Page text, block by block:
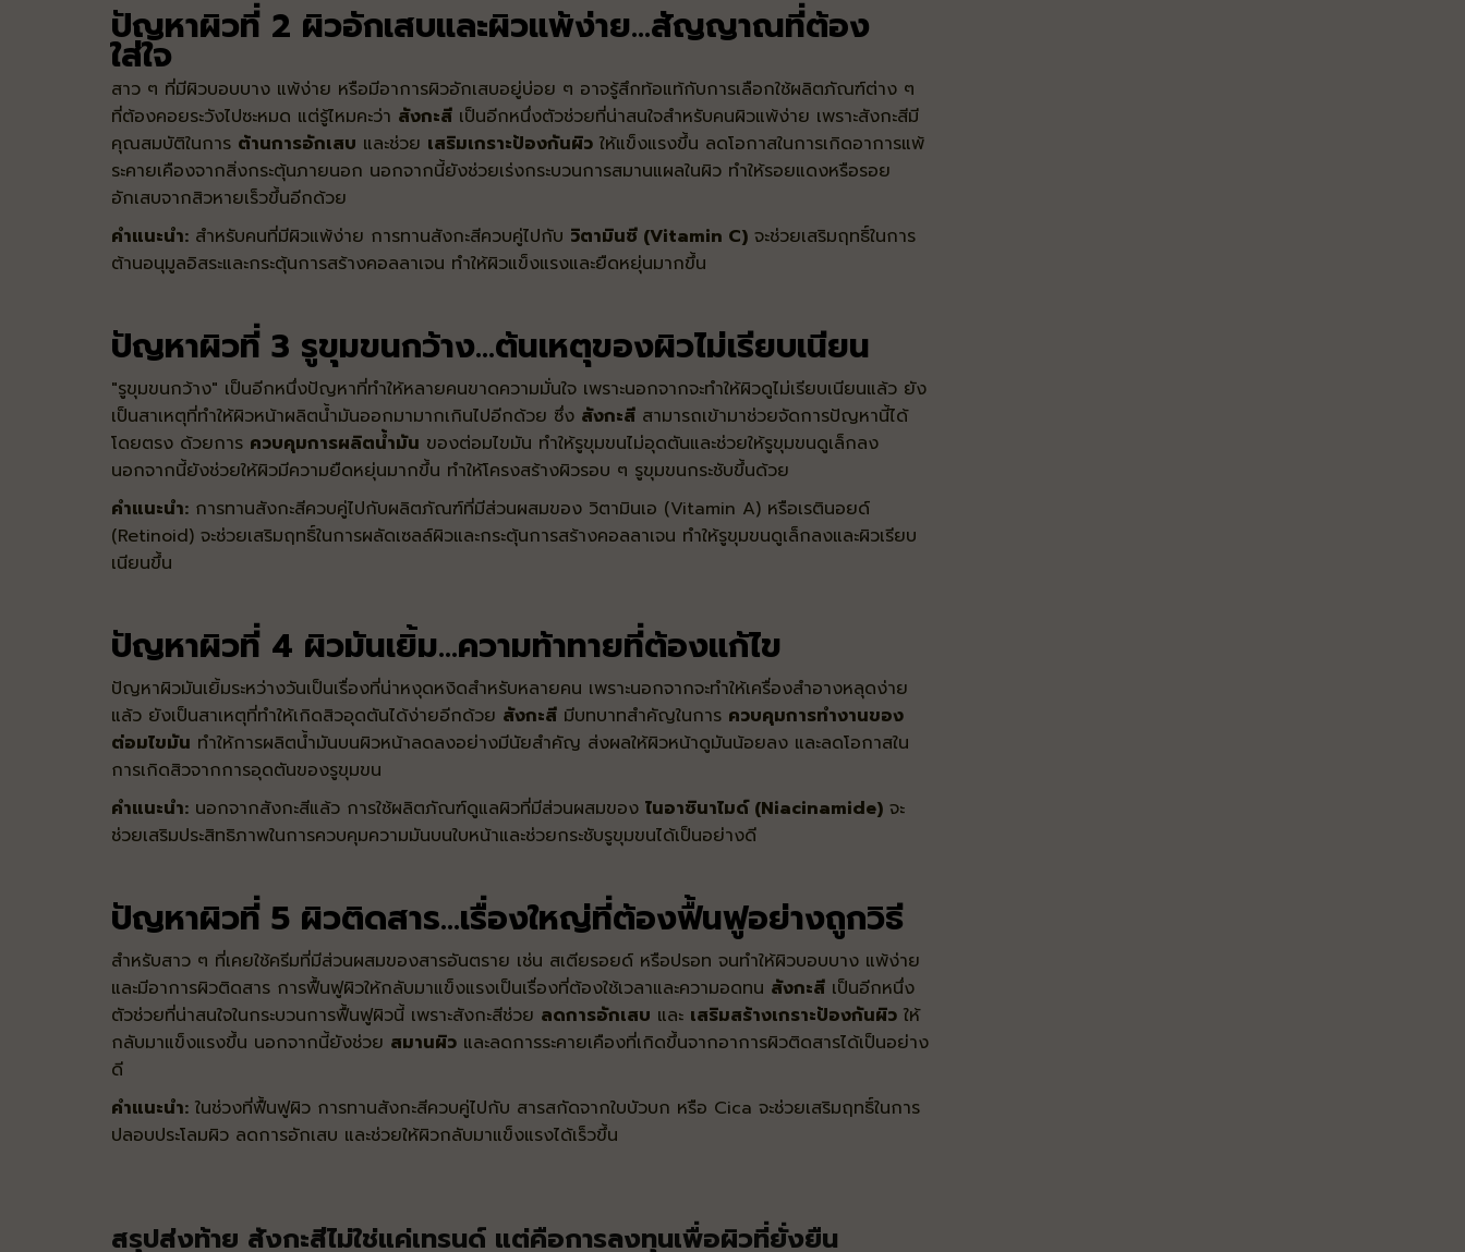
ปัญหาผิวที่ 2 ผิวอักเสบและผิวแพ้ง่าย...สัญญาณที่ต้อง
ใส่ใจ
สาว ๆ ที่มีผิวบอบบาง แพ้ง่าย หรือมีอาการผิวอักเสบอยู่บ่อย ๆ อาจรู้สึกท้อแท้กับการเลือกใช้ผลิตภัณฑ์ต่าง ๆ
ที่ต้องคอยระวังไปซะหมด แต่รู้ไหมคะว่า สังกะสี เป็นอีกหนึ่งตัวช่วยที่น่าสนใจสำหรับคนผิวแพ้ง่าย เพราะสังกะสีมี
คุณสมบัติในการ ต้านการอักเสบ และช่วย เสริมเกราะป้องกันผิว ให้แข็งแรงขึ้น ลดโอกาสในการเกิดอาการแพ้
ระคายเคืองจากสิ่งกระตุ้นภายนอก นอกจากนี้ยังช่วยเร่งกระบวนการสมานแผลในผิว ทำให้รอยแดงหรือรอย
อักเสบจากสิวหายเร็วขึ้นอีกด้วย
คำแนะนำ: สำหรับคนที่มีผิวแพ้ง่าย การทานสังกะสีควบคู่ไปกับ วิตามินซี (Vitamin C) จะช่วยเสริมฤทธิ์ในการ
ต้านอนุมูลอิสระและกระตุ้นการสร้างคอลลาเจน ทำให้ผิวแข็งแรงและยืดหยุ่นมากขึ้น
ปัญหาผิวที่ 3 รูขุมขนกว้าง...ต้นเหตุของผิวไม่เรียบเนียน
"รูขุมขนกว้าง" เป็นอีกหนึ่งปัญหาที่ทำให้หลายคนขาดความมั่นใจ เพราะนอกจากจะทำให้ผิวดูไม่เรียบเนียนแล้ว ยัง
เป็นสาเหตุที่ทำให้ผิวหน้าผลิตน้ำมันออกมามากเกินไปอีกด้วย ซึ่ง สังกะสี สามารถเข้ามาช่วยจัดการปัญหานี้ได้
โดยตรง ด้วยการ ควบคุมการผลิตน้ำมัน ของต่อมไขมัน ทำให้รูขุมขนไม่อุดตันและช่วยให้รูขุมขนดูเล็กลง
นอกจากนี้ยังช่วยให้ผิวมีความยืดหยุ่นมากขึ้น ทำให้โครงสร้างผิวรอบ ๆ รูขุมขนกระชับขึ้นด้วย
คำแนะนำ: การทานสังกะสีควบคู่ไปกับผลิตภัณฑ์ที่มีส่วนผสมของ วิตามินเอ (Vitamin A) หรือเรตินอยด์
(Retinoid) จะช่วยเสริมฤทธิ์ในการผลัดเซลล์ผิวและกระตุ้นการสร้างคอลลาเจน ทำให้รูขุมขนดูเล็กลงและผิวเรียบ
เนียนขึ้น
ปัญหาผิวที่ 4 ผิวมันเยิ้ม...ความท้าทายที่ต้องแก้ไข
ปัญหาผิวมันเยิ้มระหว่างวันเป็นเรื่องที่น่าหงุดหงิดสำหรับหลายคน เพราะนอกจากจะทำให้เครื่องสำอางหลุดง่าย
แล้ว ยังเป็นสาเหตุที่ทำให้เกิดสิวอุดตันได้ง่ายอีกด้วย สังกะสี มีบทบาทสำคัญในการ ควบคุมการทำงานของ
ต่อมไขมัน ทำให้การผลิตน้ำมันบนผิวหน้าลดลงอย่างมีนัยสำคัญ ส่งผลให้ผิวหน้าดูมันน้อยลง และลดโอกาสใน
การเกิดสิวจากการอุดตันของรูขุมขน
คำแนะนำ: นอกจากสังกะสีแล้ว การใช้ผลิตภัณฑ์ดูแลผิวที่มีส่วนผสมของ ไนอาซินาไมด์ (Niacinamide) จะ
ช่วยเสริมประสิทธิภาพในการควบคุมความมันบนใบหน้าและช่วยกระชับรูขุมขนได้เป็นอย่างดี
ปัญหาผิวที่ 5 ผิวติดสาร...เรื่องใหญ่ที่ต้องฟื้นฟูอย่างถูกวิธี
สำหรับสาว ๆ ที่เคยใช้ครีมที่มีส่วนผสมของสารอันตราย เช่น สเตียรอยด์ หรือปรอท จนทำให้ผิวบอบบาง แพ้ง่าย
และมีอาการผิวติดสาร การฟื้นฟูผิวให้กลับมาแข็งแรงเป็นเรื่องที่ต้องใช้เวลาและความอดทน สังกะสี เป็นอีกหนึ่ง
ตัวช่วยที่น่าสนใจในกระบวนการฟื้นฟูผิวนี้ เพราะสังกะสีช่วย ลดการอักเสบ และ เสริมสร้างเกราะป้องกันผิว ให้
กลับมาแข็งแรงขึ้น นอกจากนี้ยังช่วย สมานผิว และลดการระคายเคืองที่เกิดขึ้นจากอาการผิวติดสารได้เป็นอย่าง
ดี
คำแนะนำ: ในช่วงที่ฟื้นฟูผิว การทานสังกะสีควบคู่ไปกับ สารสกัดจากใบบัวบก หรือ Cica จะช่วยเสริมฤทธิ์ในการ
ปลอบประโลมผิว ลดการอักเสบ และช่วยให้ผิวกลับมาแข็งแรงได้เร็วขึ้น
สรุปส่งท้าย สังกะสีไม่ใช่แค่เทรนด์ แต่คือการลงทุนเพื่อผิวที่ยั่งยืน